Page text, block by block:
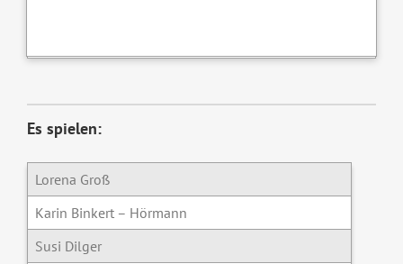
Es spielen:
Lorena Groß
Karin Binkert – Hörmann
Susi Dilger